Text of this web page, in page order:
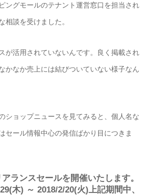
ングモールのテナント運営窓口を担当され
相談を受けました。
が活用されていないんです。良く掲載され
かなか売上には結びついていない様子なん
ショップニュースを見てみると、個人名な
セール情報中心の発信ばかり目につきま
ランスセールを開催いたします。
木) ～ 2018/2/20(火)上記期間中、